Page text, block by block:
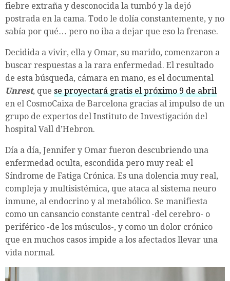
fiebre extraña y desconocida la tumbó y la dejó
postrada en la cama. Todo le dolía constantemente, y no
sabía por qué… pero no iba a dejar que eso la frenase.
Decidida a vivir, ella y Omar, su marido, comenzaron a
buscar respuestas a la rara enfermedad. El resultado
de esta búsqueda, cámara en mano, es el documental
Unrest, que se proyectará gratis el próximo 9 de abril
en el CosmoCaixa de Barcelona gracias al impulso de un
grupo de expertos del Instituto de Investigación del
hospital Vall d’Hebron.
Día a día, Jennifer y Omar fueron descubriendo una
enfermedad oculta, escondida pero muy real: el
Síndrome de Fatiga Crónica. Es una dolencia muy real,
compleja y multisistémica, que ataca al sistema neuro
inmune, al endocrino y al metabólico. Se manifiesta
como un cansancio constante central -del cerebro- o
periférico -de los músculos-, y como un dolor crónico
que en muchos casos impide a los afectados llevar una
vida normal.